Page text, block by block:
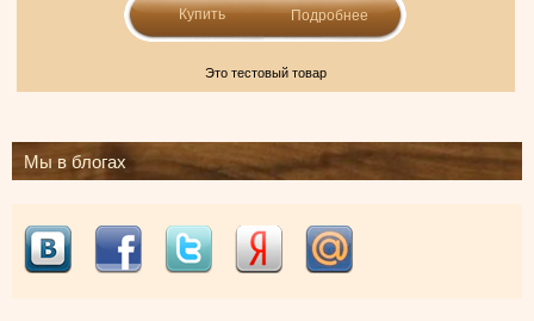
Подробнее
Это тестовый товар
Мы в блогах